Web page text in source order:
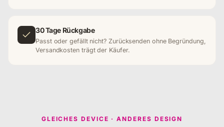
30 Tage Rückgabe
Passt oder gefällt nicht? Zurücksenden ohne Begründung,
Versandkosten trägt der Käufer.
GLEICHES DEVICE · ANDERES DESIGN